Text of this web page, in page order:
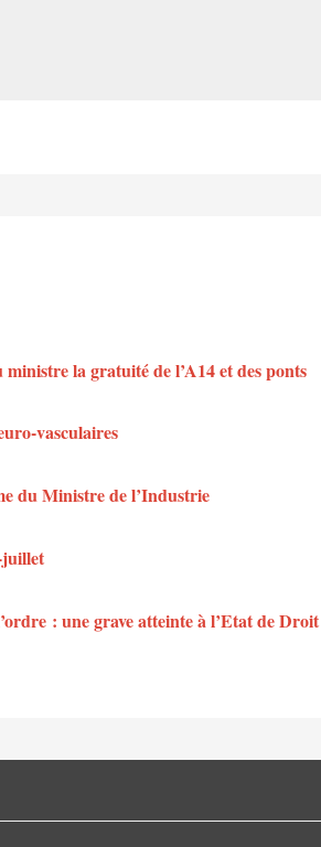
la gratuité de l’A14 et des ponts
vasculaires
du Ministre de l’Industrie
juillet
: une grave atteinte à l’Etat de